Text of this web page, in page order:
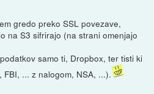
gredo preko SSL povezave,
na S3 sifrirajo (na strani omenjajo
samo ti, Dropbox, ter tisti ki
... z nalogom, NSA, ...).